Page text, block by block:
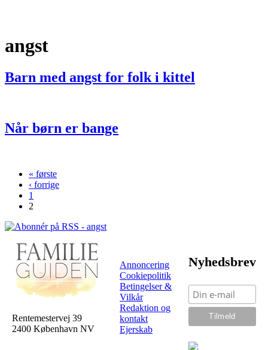
angst
Barn med angst for folk i kittel
Når børn er bange
Sider« første
‹ forrige
1
2
Rentemestervej 39
2400 København NV
Annoncering
Cookiepolitik
Betingelser &
Vilkår
Redaktion og
kontakt
Ejerskab
Nyhedsbrev